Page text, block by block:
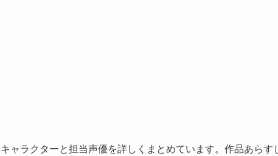
ャラクターと担当声優を詳しくまとめています。作品あらす